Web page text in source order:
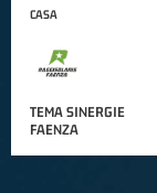
CASA
TEMA SINERGIE
FAENZA